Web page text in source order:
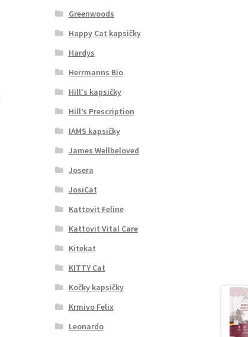
Greenwoods
Happy Cat kapsičky
Hardys
Herrmanns Bio
Hill's kapsičky
Hill’s Prescription
IAMS kapsičky
James Wellbeloved
Josera
JosiCat
Kattovit Feline
Kattovit Vital Care
Kitekat
KITTY Cat
Kočky kapsičky
Krmivo Felix
Leonardo